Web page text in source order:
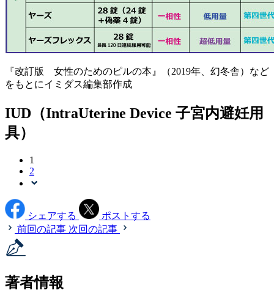
『改訂版 女性のためのピルの本』（2019年、幻冬舎）など
をもとにイミダス編集部作成
IUD（IntraUterine Device 子宮内避妊用
具）
1
2
シェアする
ポストする
前回の記事 次回の記事
著者情報